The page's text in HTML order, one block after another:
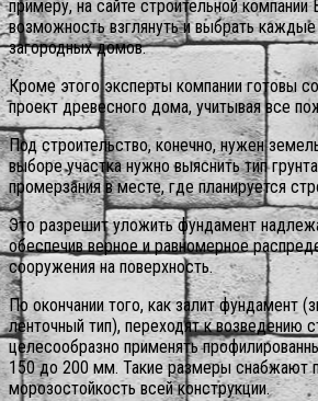
примеру, на сайте строительной
возможность взглянуть и выбрать
загородных домов.
Кроме этого эксперты компании готовы
проект древесного дома, учитывая все
Под строительство, конечно, нужен
выборе участка нужно выяснить тип
промерзания в месте, где планируется
Это разрешит уложить фундамент
обеспечив верное и равномерное
сооружения на поверхность.
По окончании того, как залит фундамент
ленточный тип), переходят к возведению
целесообразно применять
150 до 200 мм. Такие размеры снабжают
морозостойкость всей конструкции.